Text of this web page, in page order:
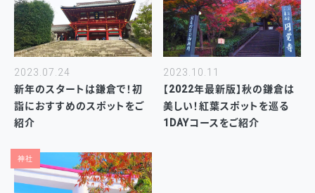
2023.07.24
新年のスタートは鎌倉で！初
詣におすすめのスポットをご
紹介
2023.10.11
【2022年最新版】秋の鎌倉は
美しい！紅葉スポットを巡る
1DAYコースをご紹介
神社